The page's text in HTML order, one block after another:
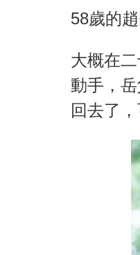
58歲的
大概在
動手，
回去了